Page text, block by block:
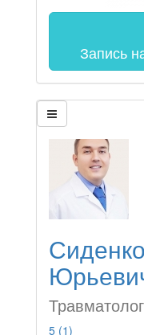
Запись
Травматолог
5 (1)